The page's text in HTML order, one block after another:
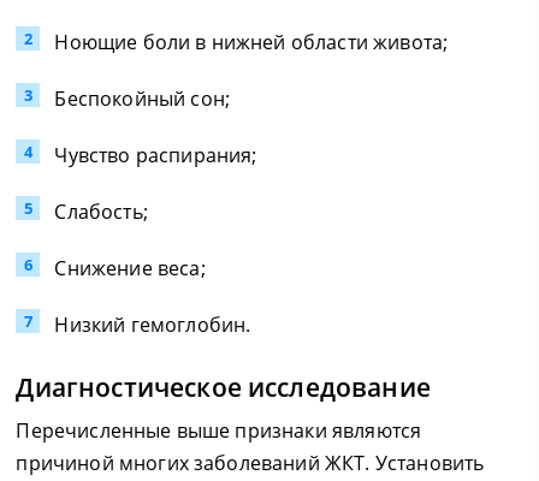
Ноющие боли в нижней области живота;
Беспокойный сон;
Чувство распирания;
Слабость;
Снижение веса;
Низкий гемоглобин.
Диагностическое исследование
Перечисленные выше признаки являются
причиной многих заболеваний ЖКТ. Установить